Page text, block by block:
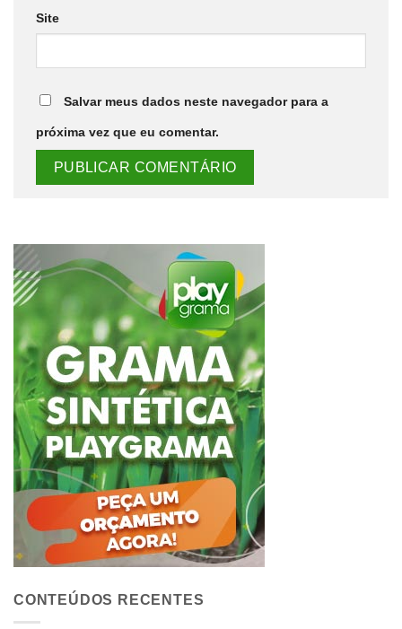
Site
Salvar meus dados neste navegador para a
próxima vez que eu comentar.
CONTEÚDOS RECENTES